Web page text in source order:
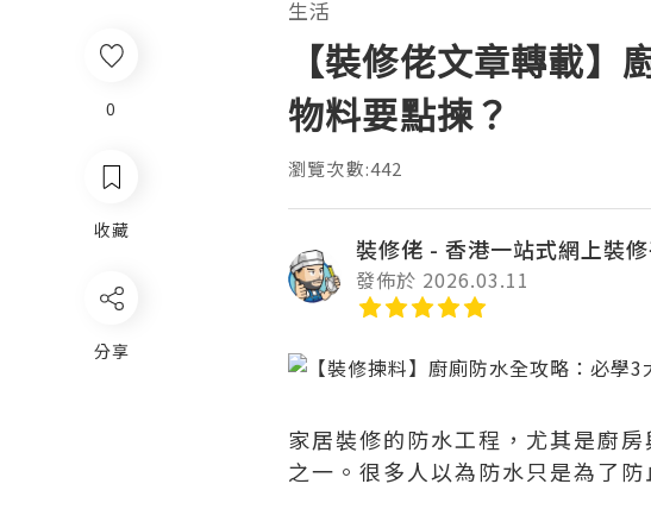
0
收藏
分享
生活
【裝修佬文章轉載
物料要點揀？
瀏覽次數:442
裝修佬 - 香港一站式網上裝
發佈於 2026.03.11
家居裝修的防水工程，尤其是廚
之一。很多人以為防水只是為了